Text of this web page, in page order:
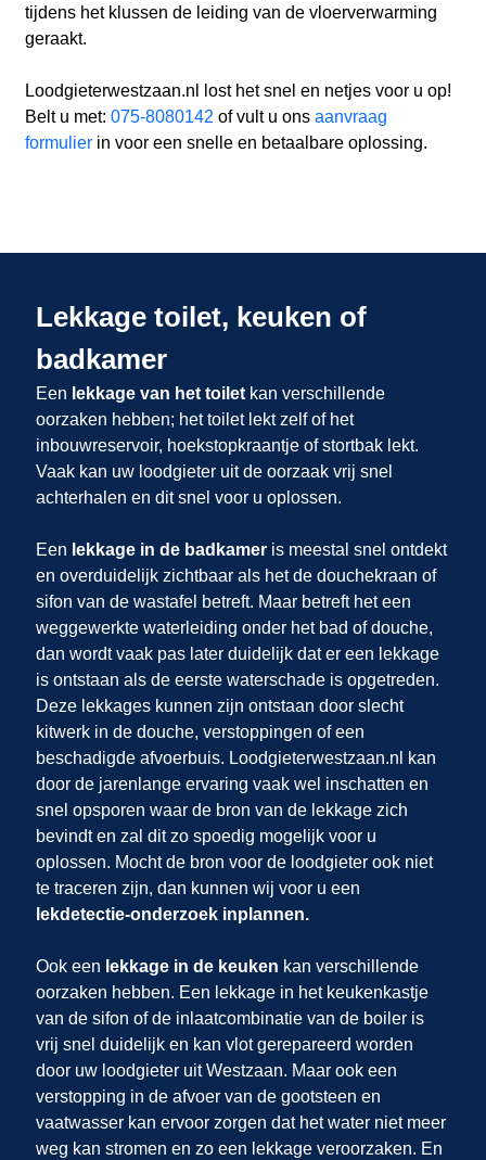
tijdens het klussen de leiding van de vloerverwarming
geraakt.
Loodgieterwestzaan.nl lost het snel en netjes voor u op!
Belt u met: 075-8080142 of vult u ons aanvraag
formulierin voor een snelle en betaalbare oplossing.
Lekkage toilet, keuken of
badkamer
Een lekkage van het toiletkan verschillende
oorzaken hebben; het toilet lekt zelf of het
inbouwreservoir, hoekstopkraantje of stortbak lekt.
Vaak kan uw loodgieter uitde oorzaak vrij snel
achterhalen en dit snel voor u oplossen.
Een lekkage in de badkameris meestal snel ontdekt
en overduidelijk zichtbaar als het de douchekraan of
sifon van de wastafel betreft. Maar betreft het een
weggewerkte waterleiding onder het bad of douche,
dan wordt vaak pas later duidelijk dat er een lekkage
is ontstaan als de eerste waterschade is opgetreden.
Deze lekkages kunnen zijn ontstaan door slecht
kitwerk in de douche, verstoppingen of een
beschadigde afvoerbuis. Loodgieterwestzaan.nl kan
door de jarenlange ervaring vaak wel inschatten en
snel opsporen waar de bron van de lekkage zich
bevindt en zal dit zo spoedig mogelijk voor u
oplossen. Mocht de bron voor de loodgieter ook niet
te traceren zijn, dan kunnen wij voor u een
lekdetectie-onderzoek inplannen.
Ook een lekkage in de keuken kan verschillende
oorzaken hebben. Een lekkage in het keukenkastje
van de sifon of de inlaatcombinatie van de boiler is
vrij snel duidelijk en kan vlot gerepareerd worden
door uw loodgieter uit Westzaan. Maar ook een
verstopping in de afvoer van de gootsteen en
vaatwasser kan ervoor zorgen dat het water niet meer
weg kan stromen en zo een lekkage veroorzaken. En